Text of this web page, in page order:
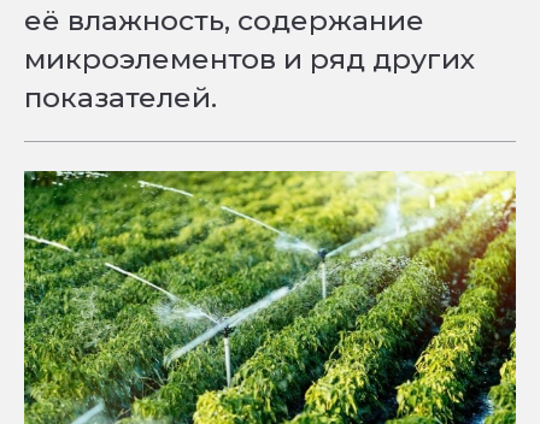
её влажность, содержание
микроэлементов и ряд других
показателей.